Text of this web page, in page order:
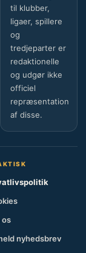
til klubber,
ligaer, spillere
og
tredjeparter er
redaktionelle
og udgør ikke
officiel
repræsentation
af disse.
os
nyhedsbrev